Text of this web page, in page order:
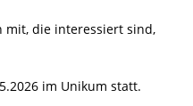
die interessiert sind,
im Unikum statt.